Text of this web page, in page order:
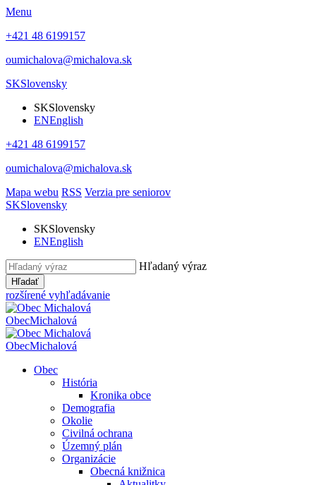
Menu
+421 48 6199157
oumichalova@michalova.sk
SKSlovensky
SKSlovensky
ENEnglish
+421 48 6199157
oumichalova@michalova.sk
Mapa webu RSS Verzia pre seniorov
SKSlovensky
SKSlovensky
ENEnglish
Hľadaný výraz
Hľadať
rozšírené vyhľadávanie
ObecMichalová
ObecMichalová
Obec
História
Kronika obce
Demografia
Okolie
Civilná ochrana
Územný plán
Organizácie
Obecná knižnica